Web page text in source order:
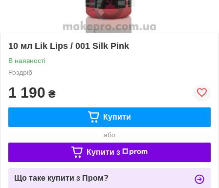
10 мл Lik Lips / 001 Silk Pink
В наявності
Роздріб
1 190 ₴
Купити
або
Купити з
Що таке купити з Пром?